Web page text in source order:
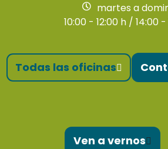
martes a
10:00 - 12:00 h / 14:00 -
Todas las oficinas
Ven a vernos